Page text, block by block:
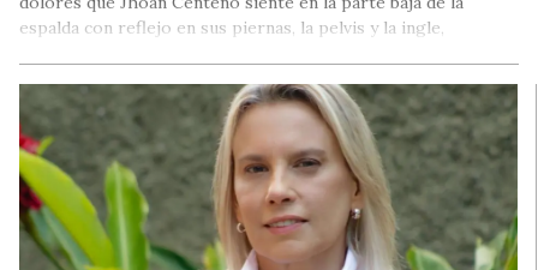
espalda con reflejo en sus piernas, la pelvis y la ingle,
cardíaca rápida que ha experimentado últimamente.